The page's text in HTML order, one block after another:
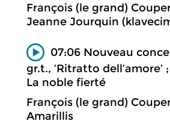
François (le grand)
Jeanne Jourquin
07:06 Nouveau
gr.t., ‘Ritratto dell’amore’
La noble fierté
François (le grand)
Amarillis